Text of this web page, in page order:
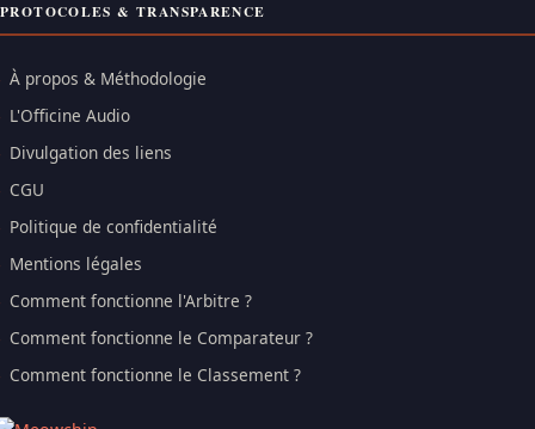
PROTOCOLES & TRANSPARENCE
À propos & Méthodologie
L'Officine Audio
Divulgation des liens
CGU
Politique de confidentialité
Mentions légales
Comment fonctionne l'Arbitre ?
Comment fonctionne le Comparateur ?
Comment fonctionne le Classement ?